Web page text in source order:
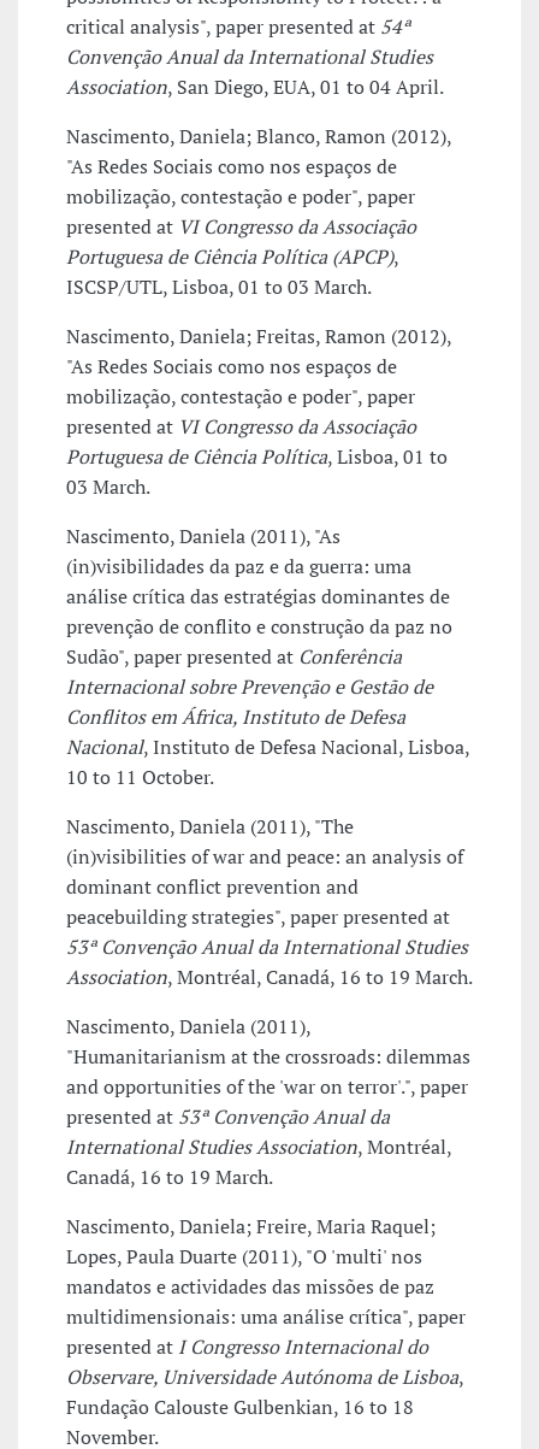
critical analysis", paper presented at 54ª
Convenção Anual da International Studies
Association, San Diego, EUA, 01 to 04 April.
Nascimento, Daniela; Blanco, Ramon (2012),
"As Redes Sociais como nos espaços de
mobilização, contestação e poder", paper
presented at VI Congresso da Associação
Portuguesa de Ciência Política (APCP),
ISCSP/UTL, Lisboa, 01 to 03 March.
Nascimento, Daniela; Freitas, Ramon (2012),
"As Redes Sociais como nos espaços de
mobilização, contestação e poder", paper
presented at VI Congresso da Associação
Portuguesa de Ciência Política, Lisboa, 01 to
03 March.
Nascimento, Daniela (2011), "As
(in)visibilidades da paz e da guerra: uma
análise crítica das estratégias dominantes de
prevenção de conflito e construção da paz no
Sudão", paper presented at Conferência
Internacional sobre Prevenção e Gestão de
Conflitos em África, Instituto de Defesa
Nacional, Instituto de Defesa Nacional, Lisboa,
10 to 11 October.
Nascimento, Daniela (2011), "The
(in)visibilities of war and peace: an analysis of
dominant conflict prevention and
peacebuilding strategies", paper presented at
53ª Convenção Anual da International Studies
Association, Montréal, Canadá, 16 to 19 March.
Nascimento, Daniela (2011),
"Humanitarianism at the crossroads: dilemmas
and opportunities of the 'war on terror'.", paper
presented at 53ª Convenção Anual da
International Studies Association, Montréal,
Canadá, 16 to 19 March.
Nascimento, Daniela; Freire, Maria Raquel;
Lopes, Paula Duarte (2011), "O 'multi' nos
mandatos e actividades das missões de paz
multidimensionais: uma análise crítica", paper
presented at I Congresso Internacional do
Observare, Universidade Autónoma de Lisboa,
Fundação Calouste Gulbenkian, 16 to 18
November.